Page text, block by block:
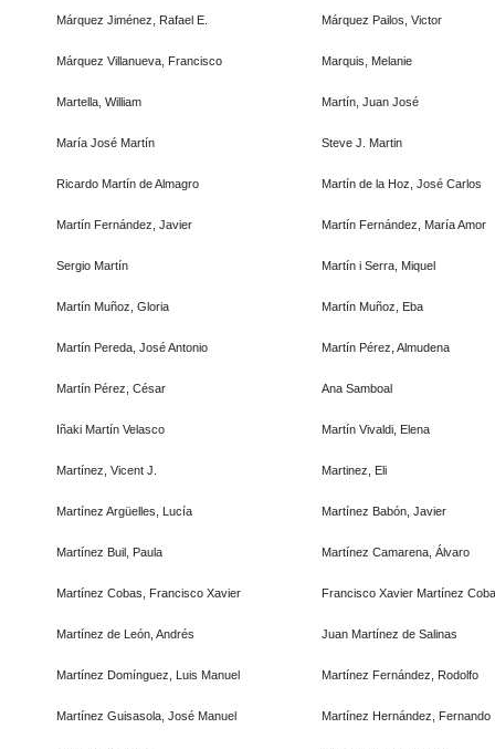
Márquez Jiménez, Rafael E. Márquez Pailos, Victor
Márquez Villanueva, Francisco Marquis, Melanie
Martella, William Martín, Juan José
María José Martín Steve J. Martin
Ricardo Martín de Almagro Martín de la Hoz, José Carlos
Martín Fernández, Javier Martín Fernández, María Amor
Sergio Martín Martín i Serra, Miquel
Martín Muñoz, Gloria Martín Muñoz, Eba
Martín Pereda, José Antonio Martín Pérez, Almudena
Martín Pérez, César Ana Samboal
Iñaki Martín Velasco Martín Vivaldi, Elena
Martínez, Vicent J. Martinez, Eli
Martínez Argüelles, Lucía Martínez Babón, Javier
Martínez Buil, Paula Martínez Camarena, Álvaro
Martínez Cobas, Francisco Xavier Francisco Xavier Martínez
Martínez de León, Andrés Juan Martínez de Salinas
Martínez Domínguez, Luis Manuel Martínez Fernández, Rodolfo
Martínez Guisasola, José Manuel Martínez Hernández, Fernando